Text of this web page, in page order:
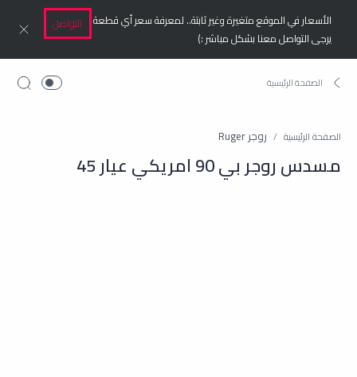
الأسعار في الموقع متغيرة وغير ثابتة.. لمعرفة سعر أي قطعة
يرجى التواصل معنا بشكل مباشر :)
التواصل
الصفحة الرئيسية روجر Ruger
مسدس روجر بي 90 امريكي عيار 45